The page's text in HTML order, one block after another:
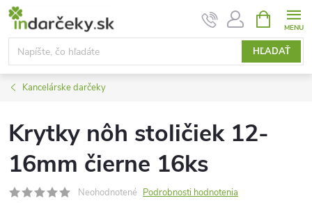
Prejsť
obsah
HĽADAŤ
KOŠÍK
Kancelárske darčeky
Krytky nôh stoličiek 12-
16mm čierne 16ks
Neohodnotené Podrobnosti hodnotenia